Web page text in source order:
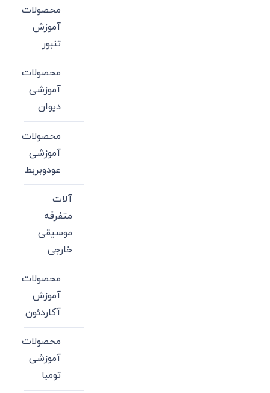
محصولات
آموزش
تنبور
محصولات
آموزشی
دیوان
محصولات
آموزشی
عودوبربط
آلات
متفرقه
موسیقی
خارجی
محصولات
آموزش
آکاردئون
محصولات
آموزشی
تومبا